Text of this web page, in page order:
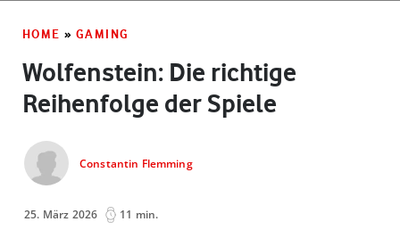
HOME » GAMING
Wolfenstein: Die richtige
Reihenfolge der Spiele
Constantin Flemming
25. März 2026 11 min.